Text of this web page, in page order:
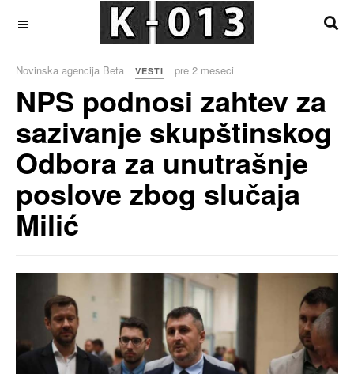
Novinska agencija Beta VESTI pre 2 meseci
NPS podnosi zahtev za
sazivanje skupštinskog
Odbora za unutrašnje
poslove zbog slučaja
Milić